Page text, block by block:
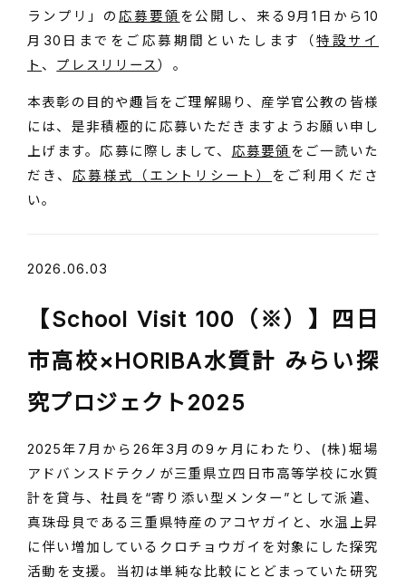
ランプリ」の 応募要領 を公開し、来る9月1日から10
月30日までをご応募期間といたします（特設サイ
ト 、 プレスリリース）。
本表彰の目的や趣旨をご理解賜り、産学官公教の皆様
には、是非積極的に応募いただきますようお願い申し
上げます。応募に際しまして、 応募要領 をご一読いた
だき、 応募様式（エントリシート） をご利用くださ
い。
2026.06.03
【School Visit 100（※）】四日
市高校×HORIBA水質計 みらい探
究プロジェクト2025
2025年7月から26年3月の9ヶ月にわたり、(株)堀場
アドバンスドテクノが三重県立四日市高等学校に水質
計を貸与、社員を“寄り添い型メンター”として派遣、
真珠母貝である三重県特産のアコヤガイと、水温上昇
に伴い増加しているクロチョウガイを対象にした探究
活動を支援。当初は単純な比較にとどまっていた研究